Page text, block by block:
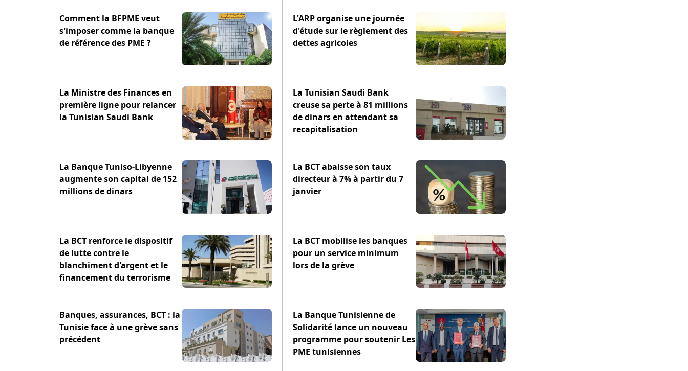
Comment la BFPME veut
s'imposer comme la banque
de référence des PME ?
L'ARP organise une journée
d'étude sur le règlement des
dettes agricoles
La Ministre des Finances en
première ligne pour relancer
la Tunisian Saudi Bank
La Tunisian Saudi Bank
creuse sa perte à 81 millions
de dinars en attendant sa
recapitalisation
La Banque Tuniso-Libyenne
augmente son capital de 152
millions de dinars
La BCT abaisse son taux
directeur à 7% à partir du 7
janvier
La BCT renforce le dispositif
de lutte contre le
blanchiment d'argent et le
financement du terrorisme
La BCT mobilise les banques
pour un service minimum
lors de la grève
Banques, assurances, BCT : la
Tunisie face à une grève sans
précédent
La Banque Tunisienne de
Solidarité lance un nouveau
programme pour soutenir Les
PME tunisiennes